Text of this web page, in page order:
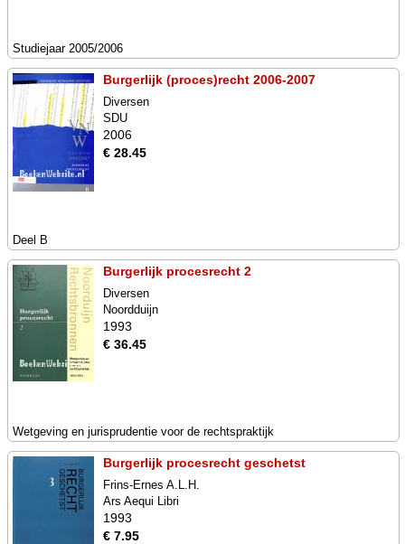
Studiejaar 2005/2006
Burgerlijk (proces)recht 2006-2007
Diversen
SDU
2006
€ 28.45
Deel B
Burgerlijk procesrecht 2
Diversen
Noordduijn
1993
€ 36.45
Wetgeving en jurisprudentie voor de rechtspraktijk
Burgerlijk procesrecht geschetst
Frins-Ernes A.L.H.
Ars Aequi Libri
1993
€ 7.95